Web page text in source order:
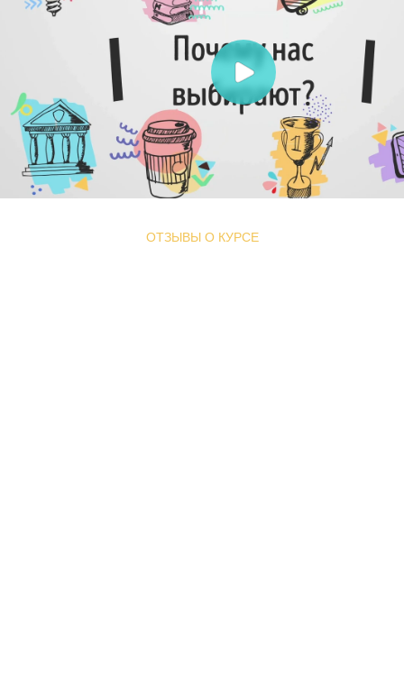
ОТЗЫВЫ О КУРСЕ